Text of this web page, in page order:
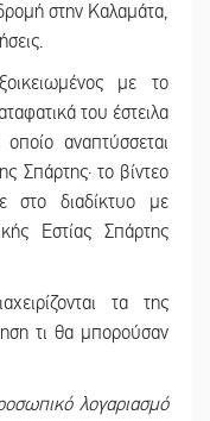
στην Καλαμάτα,
με το
του έστειλα
αναπτύσσεται
Σπάρτης· το βίντεο
στο διαδίκτυο με
Εστίας Σπάρτης
τα της
τι θα μπορούσαν
λογαριασμό